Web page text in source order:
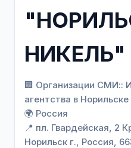
НИКЕЛЬ"
🏢 Организации СМИ::
агентства в Норильске
🌍 Россия
📍 пл. Гвардейская, 2
Норильск г., Россия,